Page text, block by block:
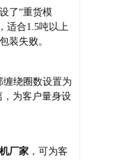
了“重货模
适合1.5吨以上
装失败。
缠绕圈数设置为
为客户量身设
厂家，可为客